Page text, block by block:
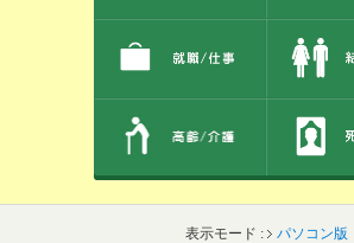
表示モード : パソコン版